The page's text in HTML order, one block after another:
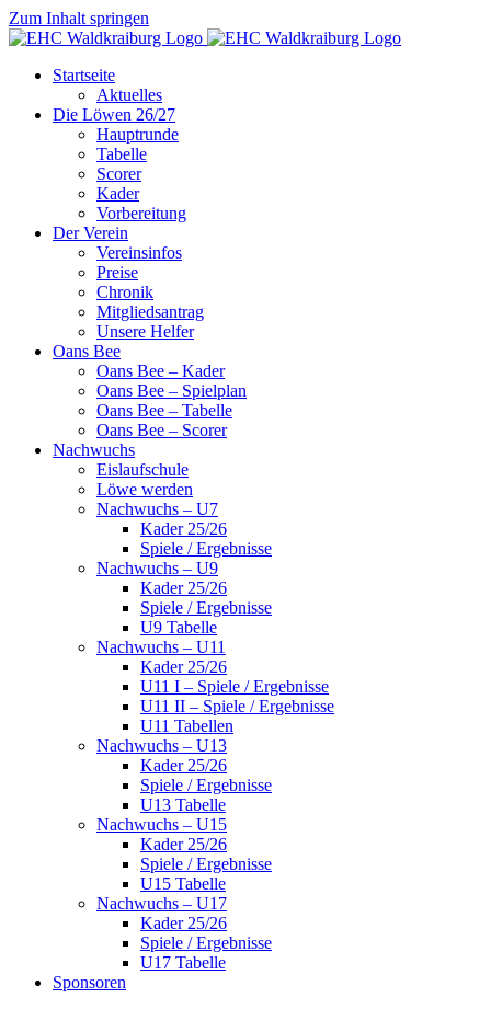
Zum Inhalt springen
Startseite
Aktuelles
Die Löwen 26/27
Hauptrunde
Tabelle
Scorer
Kader
Vorbereitung
Der Verein
Vereinsinfos
Preise
Chronik
Mitgliedsantrag
Unsere Helfer
Oans Bee
Oans Bee – Kader
Oans Bee – Spielplan
Oans Bee – Tabelle
Oans Bee – Scorer
Nachwuchs
Eislaufschule
Löwe werden
Nachwuchs – U7
Kader 25/26
Spiele / Ergebnisse
Nachwuchs – U9
Kader 25/26
Spiele / Ergebnisse
U9 Tabelle
Nachwuchs – U11
Kader 25/26
U11 I – Spiele / Ergebnisse
U11 II – Spiele / Ergebnisse
U11 Tabellen
Nachwuchs – U13
Kader 25/26
Spiele / Ergebnisse
U13 Tabelle
Nachwuchs – U15
Kader 25/26
Spiele / Ergebnisse
U15 Tabelle
Nachwuchs – U17
Kader 25/26
Spiele / Ergebnisse
U17 Tabelle
Sponsoren